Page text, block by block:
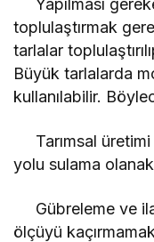
Yapılması
toplulaştırmak
tarlalar
Büyük tarlalarda
kullanılabilir.
Tarımsal üretimi
yolu sulama
Gübreleme ve
ölçüyü